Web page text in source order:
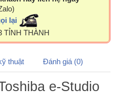
lại
TỈNH THÀNH
thuật Đánh giá (0)
e-Studio